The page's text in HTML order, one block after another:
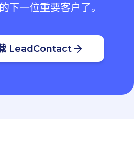
下一位重要客户了。
LeadContact